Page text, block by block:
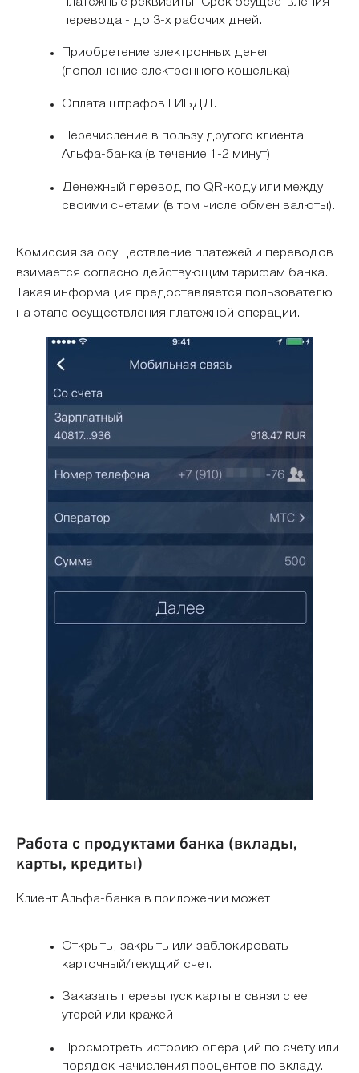
платежные реквизиты. Срок осуществления
перевода - до 3-х рабочих дней.
Приобретение электронных денег
(пополнение электронного кошелька).
Оплата штрафов ГИБДД.
Перечисление в пользу другого клиента
Альфа-банка (в течение 1-2 минут).
Денежный перевод по QR-коду или между
своими счетами (в том числе обмен валюты).
Комиссия за осуществление платежей и переводов
взимается согласно действующим тарифам банка.
Такая информация предоставляется пользователю
на этапе осуществления платежной операции.
Работа с продуктами банка (вклады,
карты, кредиты)
Клиент Альфа-банка в приложении может:
Открыть, закрыть или заблокировать
карточный/текущий счет.
Заказать перевыпуск карты в связи с ее
утерей или кражей.
Просмотреть историю операций по счету или
порядок начисления процентов по вкладу.